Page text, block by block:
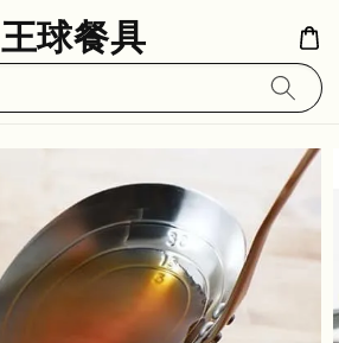
王球餐具